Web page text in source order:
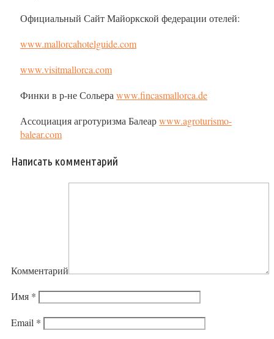
Официальный Сайт Майоркской федерации отелей:
www.mallorcahotelguide.com
www.visitmallorca.com
Финки в р-не Сольераwww.fincasmallorca.de
Ассоциация агротуризма Балеарwww.agroturismo-
balear.com
Написать комментарий
Комментарий
Имя *
Email *